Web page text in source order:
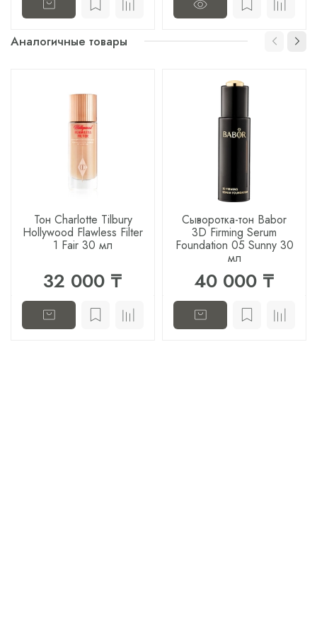
Аналогичные товары
Тон Charlotte Tilbury
Hollywood Flawless Filter
1 Fair 30 мл
32 000 ₸
Сыворотка-тон Babor
3D Firming Serum
Foundation 05 Sunny 30
мл
40 000 ₸